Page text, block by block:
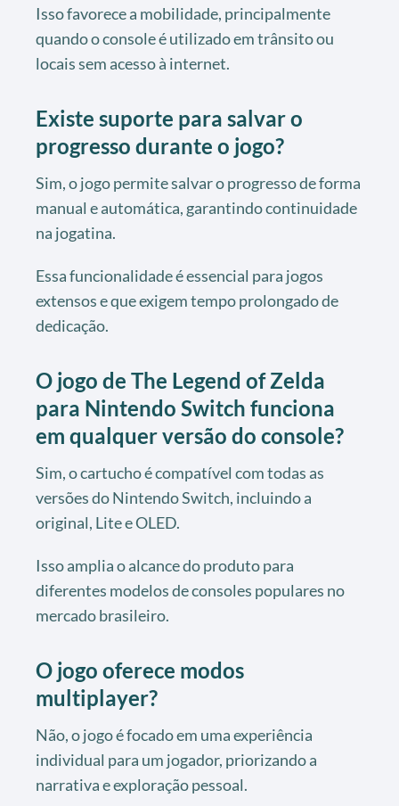
Isso favorece a mobilidade, principalmente
quando o console é utilizado em trânsito ou
locais sem acesso à internet.
Existe suporte para salvar o
progresso durante o jogo?
Sim, o jogo permite salvar o progresso de forma
manual e automática, garantindo continuidade
na jogatina.
Essa funcionalidade é essencial para jogos
extensos e que exigem tempo prolongado de
dedicação.
O jogo de The Legend of Zelda
para Nintendo Switch funciona
em qualquer versão do console?
Sim, o cartucho é compatível com todas as
versões do Nintendo Switch, incluindo a
original, Lite e OLED.
Isso amplia o alcance do produto para
diferentes modelos de consoles populares no
mercado brasileiro.
O jogo oferece modos
multiplayer?
Não, o jogo é focado em uma experiência
individual para um jogador, priorizando a
narrativa e exploração pessoal.